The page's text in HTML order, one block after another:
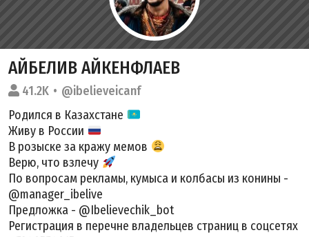
АЙБЕЛИВ АЙКЕНФЛАЕВ
41.2K
@ibelieveicanf
Родился в Казахстане
Живу в России
В розыске за кражу мемов
Верю, что взлечу
По вопросам рекламы, кумыса и колбасы из конины -
@manager_ibelive
Предложка - @Ibelievechik_bot
Регистрация в перечне владельцев страниц в соцсетях